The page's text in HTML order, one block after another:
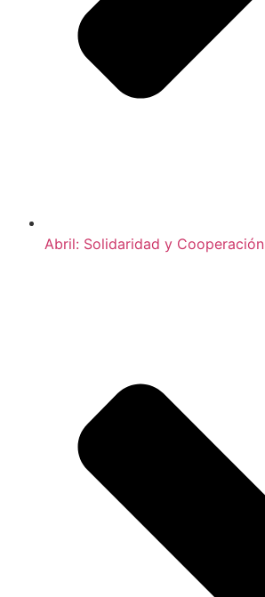
Abril: Solidaridad y Cooperación